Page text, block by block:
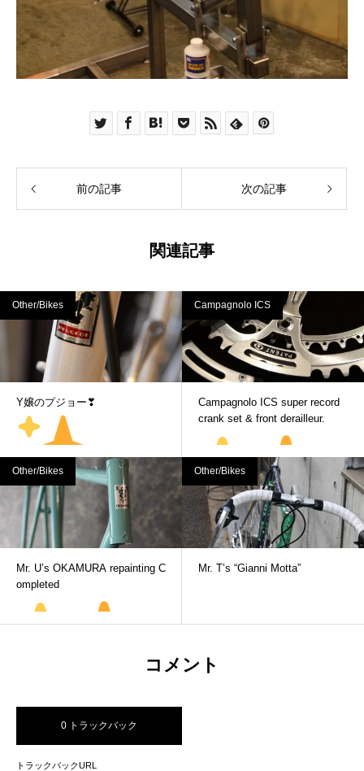
前の記事 次の記事
関連記事
Other/Bikes
Y嬢のプジョー❣
Campagnolo ICS
Campagnolo ICS super record
crank set & front derailleur.
Other/Bikes
Mr. U’s OKAMURA repainting C
ompleted
Other/Bikes
Mr. T’s “Gianni Motta”
コメント
0 トラックバック
トラックバックURL